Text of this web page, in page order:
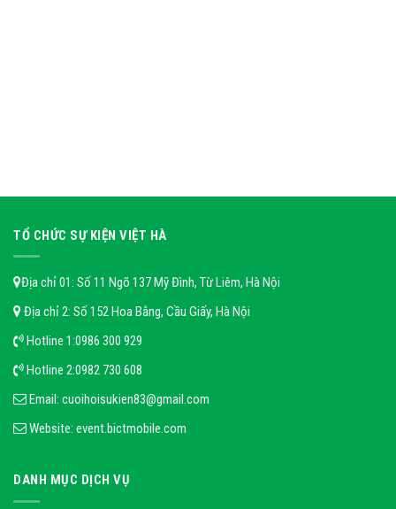
TỔ CHỨC SỰ KIỆN VIỆT HÀ
Địa chỉ 01: Số 11 Ngõ 137 Mỹ Đình, Từ Liêm, Hà Nội
Địa chỉ 2: Số 152 Hoa Bằng, Cầu Giấy, Hà Nội
Hotline 1:0986 300 929
Hotline 2:0982 730 608
Email: cuoihoisukien83@gmail.com
Website: event.bictmobile.com
DANH MỤC DỊCH VỤ